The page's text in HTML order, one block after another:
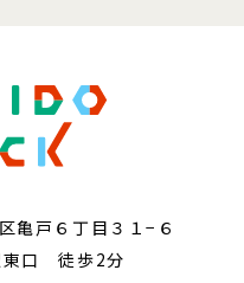
戸６丁目３１−６
東口 徒歩2分